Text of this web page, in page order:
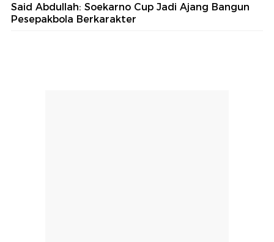
Said Abdullah: Soekarno Cup Jadi Ajang Bangun
Pesepakbola Berkarakter